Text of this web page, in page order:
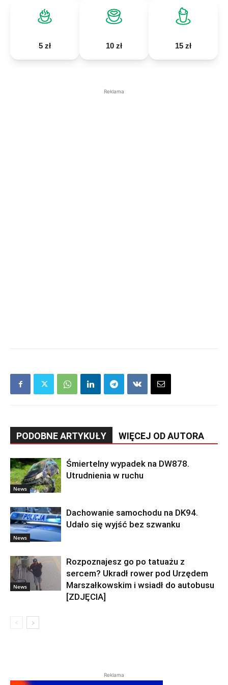
5 zł 10 zł 15 zł
Reklama
PODOBNE ARTYKUŁY WIĘCEJ OD AUTORA
News
Śmiertelny wypadek na DW878.
Utrudnienia w ruchu
News
Dachowanie samochodu na DK94.
Udało się wyjść bez szwanku
News
Rozpoznajesz go po tatuażu z
sercem? Ukradł rower pod Urzędem
Marszałkowskim i wsiadł do autobusu
[ZDJĘCIA]
Reklama